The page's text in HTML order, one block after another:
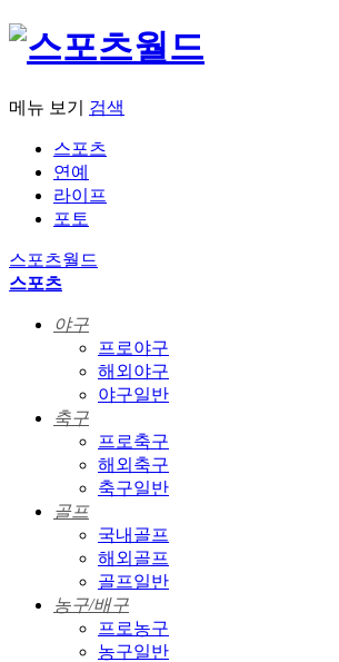
메뉴 보기 검색
스포츠
연예
라이프
포토
스포츠월드
스포츠
야구
프로야구
해외야구
야구일반
축구
프로축구
해외축구
축구일반
골프
국내골프
해외골프
골프일반
농구/배구
프로농구
농구일반